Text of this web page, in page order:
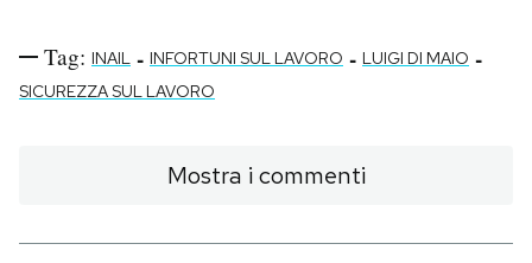
Tag: INAIL - INFORTUNI SUL LAVORO - LUIGI DI MAIO -
SICUREZZA SUL LAVORO
Mostra i commenti